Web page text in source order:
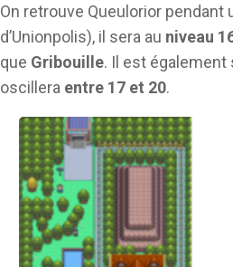
On retrouve Queulorior pendant
d’Unionpolis), il sera au niveau
que Gribouille. Il est également
oscillera entre 17 et 20.